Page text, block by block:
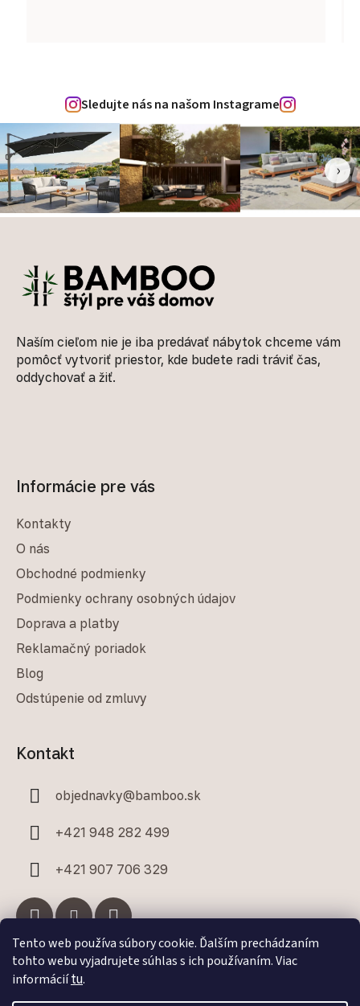
Tento web používa súbory cookie. Ďalším prechádzaním
tohto webu vyjadrujete súhlas s ich používaním. Viac
informáciítu.
Sledujte nás na našom Instagrame
‹ ›
Naším cieľom nie je iba predávať nábytok chceme vám
pomôcť vytvoriť priestor, kde budete radi tráviť čas,
oddychovať a žiť.
Informácie pre vás
Kontakty
O nás
Obchodné podmienky
Podmienky ochrany osobných údajov
Doprava a platby
Reklamačný poriadok
Blog
Odstúpenie od zmluvy
Kontakt
objednavky@bamboo.sk
+421 948 282 499
+421 907 706 329
Facebook